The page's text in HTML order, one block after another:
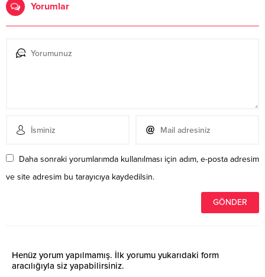
Yorumlar
Daha sonraki yorumlarımda kullanılması için adım, e-posta adresim
ve site adresim bu tarayıcıya kaydedilsin.
Henüz yorum yapılmamış. İlk yorumu yukarıdaki form
aracılığıyla siz yapabilirsiniz.